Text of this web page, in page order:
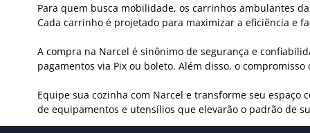
Para quem busca mobilidade, os carrinhos ambulantes
Cada carrinho é projetado para maximizar a eficiência e
A compra na Narcel é sinônimo de segurança e
pagamentos via Pix ou boleto. Além disso, o
Equipe sua cozinha com Narcel e transforme seu
de equipamentos e utensílios que elevarão o padrão de